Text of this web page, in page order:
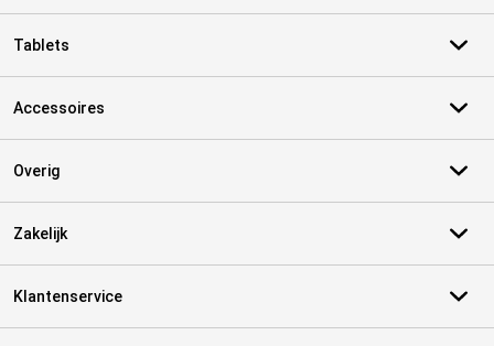
Tablets
Accessoires
Overig
Zakelijk
Klantenservice